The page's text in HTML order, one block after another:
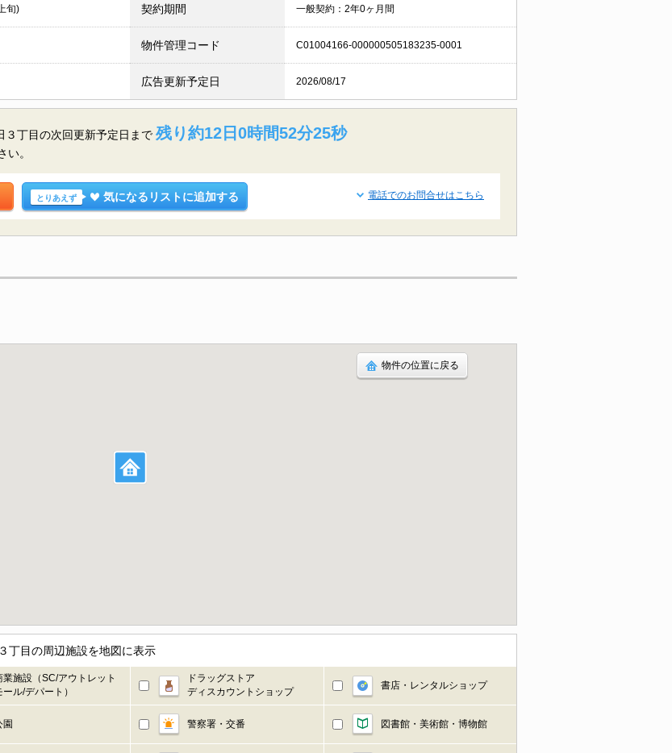
旬) 契約期間 一般契約：2年0ヶ月間
物件管理コード C01004166-000000505183235-0001
広告更新予定日 2026/08/17
３丁目の次回更新予定日まで 残り約12日0時間52分24秒
。
とりあえず 気になるリストに追加する 電話でのお問合せはこちら
物件の位置に戻る
丁目の周辺施設を地図に表示
業施設（SC/アウトレット
ール/デパート）
ドラッグストア
ディスカウントショップ
書店・レンタルショップ
園 警察署・交番 図書館・美術館・博物館